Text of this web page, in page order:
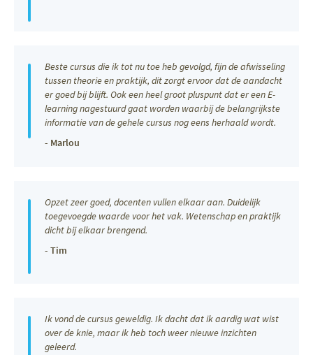
Beste cursus die ik tot nu toe heb gevolgd, fijn de afwisseling
tussen theorie en praktijk, dit zorgt ervoor dat de aandacht
er goed bij blijft. Ook een heel groot pluspunt dat er een E-
learning nagestuurd gaat worden waarbij de belangrijkste
informatie van de gehele cursus nog eens herhaald wordt.
- Marlou
Opzet zeer goed, docenten vullen elkaar aan. Duidelijk
toegevoegde waarde voor het vak. Wetenschap en praktijk
dicht bij elkaar brengend.
- Tim
Ik vond de cursus geweldig. Ik dacht dat ik aardig wat wist
over de knie, maar ik heb toch weer nieuwe inzichten
geleerd.